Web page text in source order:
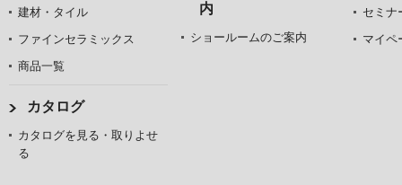
建材・タイル
ファインセラミックス
商品一覧
カタログ
カタログを見る・取りよせ
る
内
ショールームのご案内
セミナ
マイペ